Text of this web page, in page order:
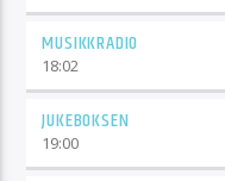
MUSIKKRADIO
18:02
JUKEBOKSEN
19:00